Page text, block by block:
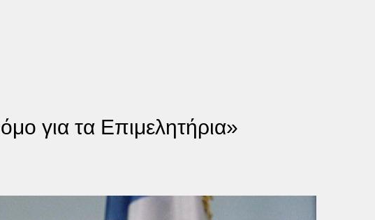
για τα Επιμελητήρια»